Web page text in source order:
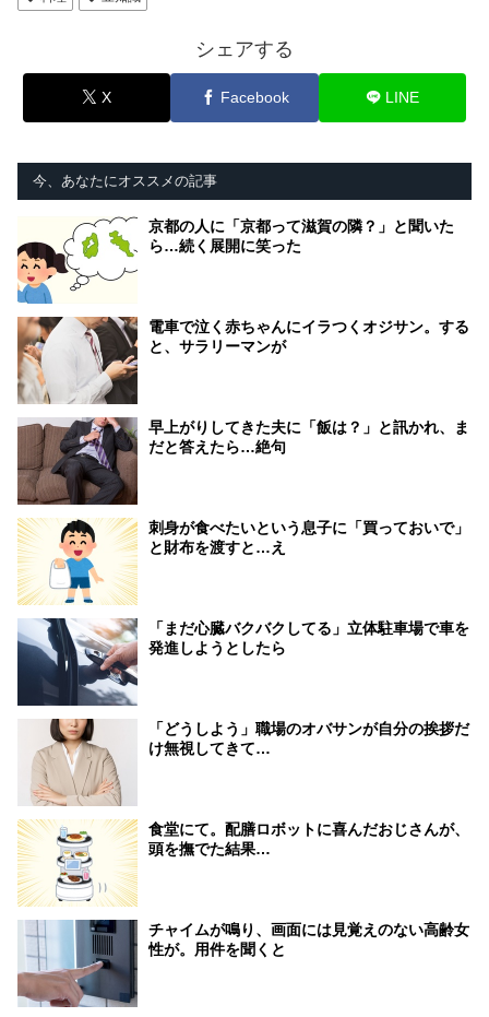
シェアする
X Facebook LINE
今、あなたにオススメの記事
京都の人に「京都って滋賀の隣？」と聞いた
ら…続く展開に笑った
電車で泣く赤ちゃんにイラつくオジサン。する
と、サラリーマンが
早上がりしてきた夫に「飯は？」と訊かれ、ま
だと答えたら…絶句
刺身が食べたいという息子に「買っておいで」
と財布を渡すと…え
「まだ心臓バクバクしてる」立体駐車場で車を
発進しようとしたら
「どうしよう」職場のオバサンが自分の挨拶だ
け無視してきて…
食堂にて。配膳ロボットに喜んだおじさんが、
頭を撫でた結果…
チャイムが鳴り、画面には見覚えのない高齢女
性が。用件を聞くと